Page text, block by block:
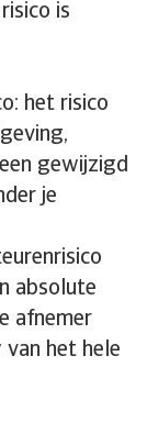
is
het risico
gewijzigd
je
absolute
afnemer
het hele